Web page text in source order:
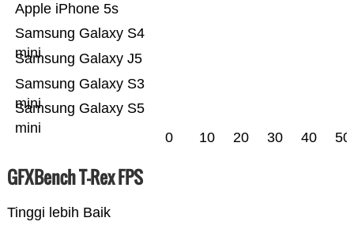
Samsung Galaxy S5
mini
Samsung Galaxy S3
mini
Samsung Galaxy J5
Samsung Galaxy S4
mini
Apple iPhone 5s
0 10 20 30 40 50
GFXBench T-Rex FPS
Tinggi lebih Baik